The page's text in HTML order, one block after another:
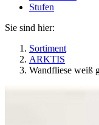
Stufen
Sie sind hier:
Sortiment
ARKTIS
Wandfliese weiß